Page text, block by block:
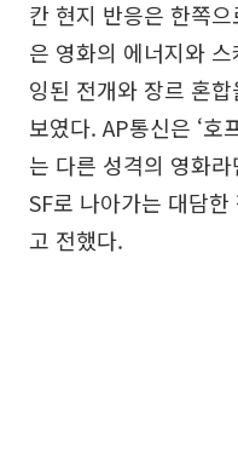
칸 현지 반응은 한쪽
은 영화의 에너지와
잉된 전개와 장르 혼
보였다. AP통신은 ‘호
는 다른 성격의 영화
SF로 나아가는 대담
고 전했다.